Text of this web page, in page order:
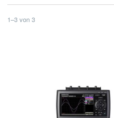
1–3 von 3